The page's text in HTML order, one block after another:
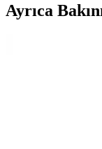
Ayrıca
Guess Kulak
Tasarım, Ses
Guess kulak üstü
ve ergonomik
kullanımı kolay,